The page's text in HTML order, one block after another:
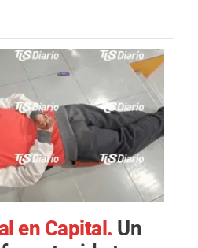
en Capital. Un